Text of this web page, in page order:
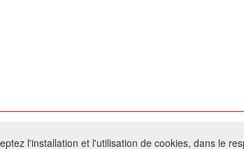
- Toute reproduction du contenu de ce site, même
l'installation et l'utilisation de cookies, dans le